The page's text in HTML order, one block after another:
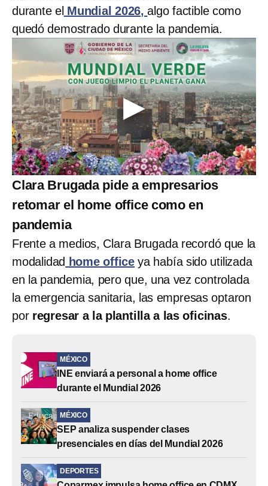
durante el Mundial 2026, algo factible como
quedó demostrado durante la pandemia.
Clara Brugada pide a empresarios
retomar el home office como en
pandemia
Frente a medios, Clara Brugada recordó que la
modalidad home office ya había sido utilizada
en la pandemia, pero que, una vez controlada
la emergencia sanitaria, las empresas optaron
por regresar a la plantilla a las oficinas.
MÉXICO
INE enviará a personal a home office
durante el Mundial 2026
MÉXICO
SEP analiza suspender clases
presenciales en días del Mundial 2026
DEPORTES